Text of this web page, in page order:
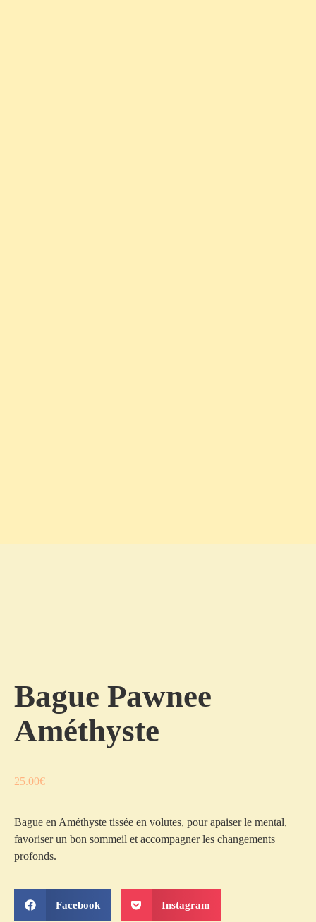
Bague Pawnee
Améthyste
25.00€
Bague en Améthyste tissée en volutes, pour apaiser le mental,
favoriser un bon sommeil et accompagner les changements
profonds.
Facebook Instagram